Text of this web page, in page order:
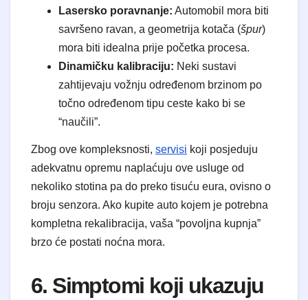
Lasersko poravnanje: Automobil mora biti
savršeno ravan, a geometrija kotača (špur)
mora biti idealna prije početka procesa.
Dinamičku kalibraciju: Neki sustavi
zahtijevaju vožnju određenom brzinom po
točno određenom tipu ceste kako bi se
“naučili”.
Zbog ove kompleksnosti, servisi koji posjeduju
adekvatnu opremu naplaćuju ove usluge od
nekoliko stotina pa do preko tisuću eura, ovisno o
broju senzora. Ako kupite auto kojem je potrebna
kompletna rekalibracija, vaša “povoljna kupnja”
brzo će postati noćna mora.
6. Simptomi koji ukazuju